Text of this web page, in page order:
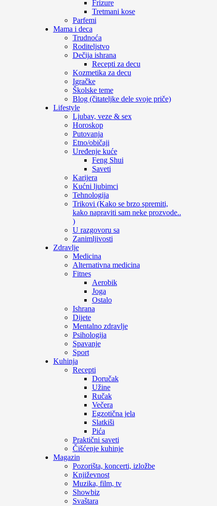
Frizure
Tretmani kose
Parfemi
Mama i deca
Trudnoća
Roditeljstvo
Dečija ishrana
Recepti za decu
Kozmetika za decu
Igračke
Školske teme
Blog (čitateljke dele svoje priče)
Lifestyle
Ljubav, veze & sex
Horoskop
Putovanja
Etno/običaji
Uređenje kuće
Feng Shui
Saveti
Karijera
Kućni ljubimci
Tehnologija
Trikovi (Kako se brzo spremiti,
kako napraviti sam neke prozvode..
)
U razgovoru sa
Zanimljivosti
Zdravlje
Medicina
Alternativna medicina
Fitnes
Aerobik
Joga
Ostalo
Ishrana
Dijete
Mentalno zdravlje
Psihologija
Spavanje
Sport
Kuhinja
Recepti
Doručak
Užine
Ručak
Večera
Egzotična jela
Slatkiši
Pića
Praktični saveti
Čišćenje kuhinje
Magazin
Pozorišta, koncerti, izložbe
Književnost
Muzika, film, tv
Showbiz
Svaštara